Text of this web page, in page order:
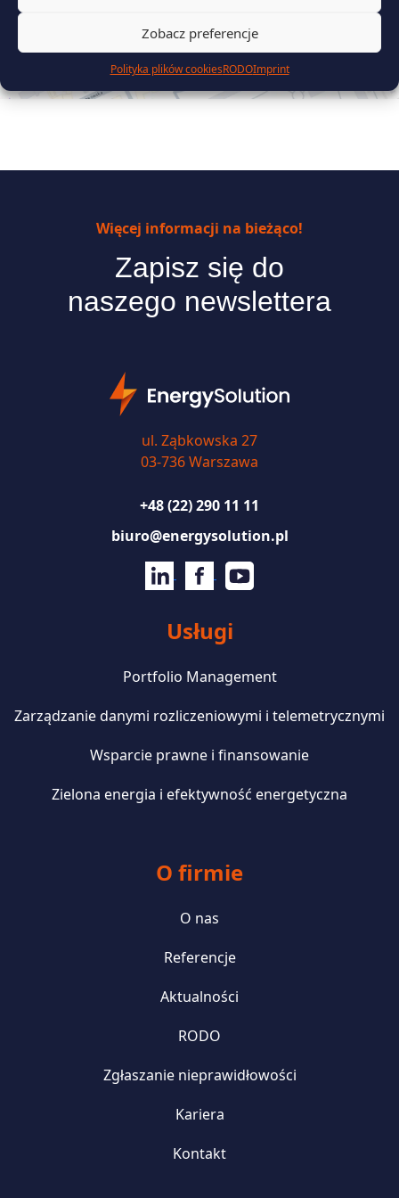
Zobacz preferencje
Polityka plików cookiesRODOImprint
Więcej informacji na bieżąco!
Zapisz się do
naszego newslettera
ul. Ząbkowska 27
03-736 Warszawa
+48 (22) 290 11 11
biuro@energysolution.pl
Usługi
Portfolio Management
Zarządzanie danymi rozliczeniowymi i telemetrycznymi
Wsparcie prawne i finansowanie
Zielona energia i efektywność energetyczna
O firmie
O nas
Referencje
Aktualności
RODO
Zgłaszanie nieprawidłowości
Kariera
Kontakt